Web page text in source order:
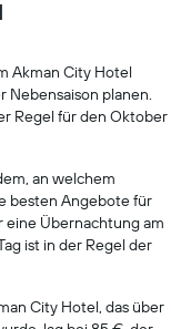
Akman City Hotel
Nebensaison planen.
Regel für den Oktober
an welchem
besten Angebote für
eine Übernachtung am
ist in der Regel der
City Hotel, das über